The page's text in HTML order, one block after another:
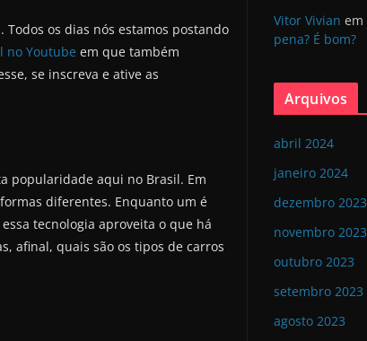
os dias nós estamos postando
no Youtube em que também
se inscreva e ative as
popularidade aqui no Brasil. Em
diferentes. Enquanto um é
tecnologia aproveita o que há
afinal, quais são os tipos de carros
Vitor Vivian em
pena? É bom?
Arquivos
abril 2024
janeiro 2024
dezembro 2023
novembro 2023
outubro 2023
setembro 2023
agosto 2023